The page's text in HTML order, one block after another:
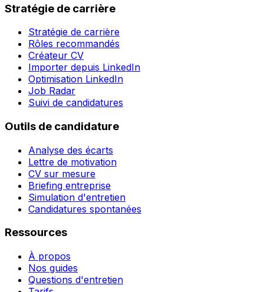
Stratégie de carrière
Stratégie de carrière
Rôles recommandés
Créateur CV
Importer depuis LinkedIn
Optimisation LinkedIn
Job Radar
Suivi de candidatures
Outils de candidature
Analyse des écarts
Lettre de motivation
CV sur mesure
Briefing entreprise
Simulation d'entretien
Candidatures spontanées
Ressources
À propos
Nos guides
Questions d'entretien